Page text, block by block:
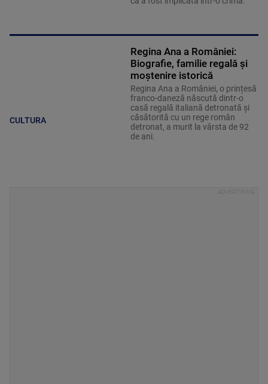
CULTURA
Regina Ana a României:
Biografie, familie regală și
moștenire istorică
Regina Ana a României, o prințesă
franco-daneză născută dintr-o
casă regală italiană detronată și
căsătorită cu un rege român
detronat, a murit la vârsta de 92
de ani.